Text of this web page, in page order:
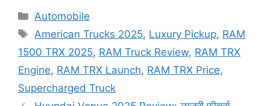
Categories
Automobile
Tags
American Trucks 2025, Luxury Pickup, RAM
1500 TRX 2025, RAM Truck Review, RAM TRX
Engine, RAM TRX Launch, RAM TRX Price,
Supercharged Truck